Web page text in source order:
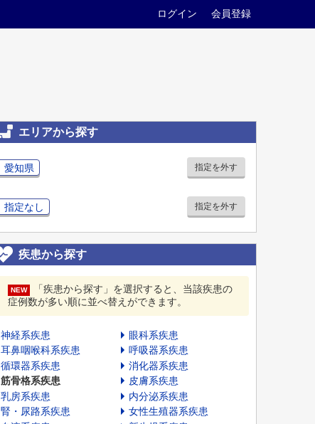
ログイン 会員登録
エリアから探す
愛知県 指定を外す
指定なし 指定を外す
疾患から探す
NEW
「疾患から探す」を選択すると、当該疾患の
症例数が多い順に並べ替えができます。
神経系疾患
眼科系疾患
耳鼻咽喉科系疾患
呼吸器系疾患
循環器系疾患
消化器系疾患
筋骨格系疾患
皮膚系疾患
乳房系疾患
内分泌系疾患
腎・尿路系疾患
女性生殖器系疾患